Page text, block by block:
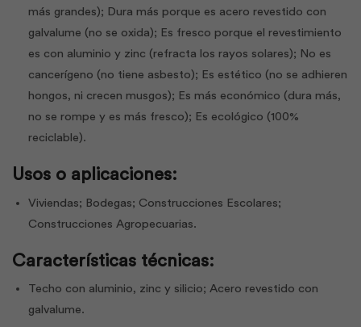
más grandes); Dura más porque es acero revestido con
galvalume (no se oxida); Es fresco porque el revestimiento
es con aluminio y zinc (refracta los rayos solares); No es
cancerígeno (no tiene asbesto); Es estético (no se adhieren
hongos, ni crecen musgos); Es más económico (dura más,
no se rompe y es más fresco); Es ecológico (100%
reciclable).
Usos o aplicaciones:
Viviendas; Bodegas; Construcciones Escolares;
Construcciones Agropecuarias.
Características técnicas:
Techo con aluminio, zinc y silicio; Acero revestido con
galvalume.